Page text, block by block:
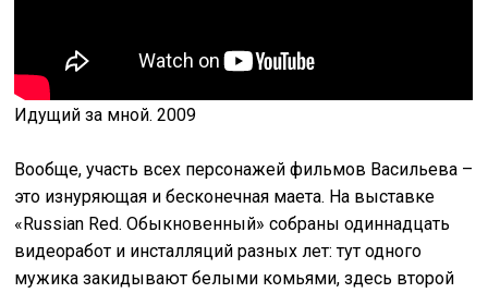
Идущий за мной. 2009
Вообще, участь всех персонажей фильмов Васильева –
это изнуряющая и бесконечная маета. На выставке
«Russian Red. Обыкновенный» собраны одиннадцать
видеоработ и инсталляций разных лет: тут одного
мужика закидывают белыми комьями, здесь второй